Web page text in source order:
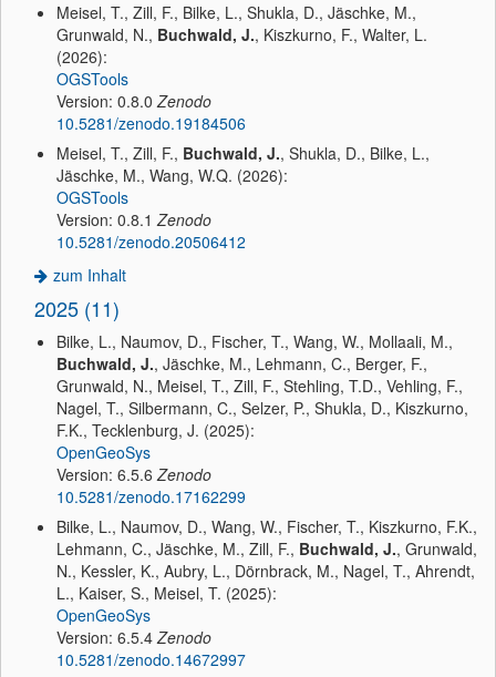
Meisel, T., Zill, F., Bilke, L., Shukla, D., Jäschke, M.,
Grunwald, N., Buchwald, J., Kiszkurno, F., Walter, L.
(2026):
OGSTools
Version: 0.8.0Zenodo
10.5281/zenodo.19184506
Meisel, T., Zill, F., Buchwald, J., Shukla, D., Bilke, L.,
Jäschke, M., Wang, W.Q. (2026):
OGSTools
Version: 0.8.1Zenodo
10.5281/zenodo.20506412
zum Inhalt
2025 (11)
Bilke, L., Naumov, D., Fischer, T., Wang, W., Mollaali, M.,
Buchwald, J., Jäschke, M., Lehmann, C., Berger, F.,
Grunwald, N., Meisel, T., Zill, F., Stehling, T.D., Vehling, F.,
Nagel, T., Silbermann, C., Selzer, P., Shukla, D., Kiszkurno,
F.K., Tecklenburg, J. (2025):
OpenGeoSys
Version: 6.5.6Zenodo
10.5281/zenodo.17162299
Bilke, L., Naumov, D., Wang, W., Fischer, T., Kiszkurno, F.K.,
Lehmann, C., Jäschke, M., Zill, F., Buchwald, J., Grunwald,
N., Kessler, K., Aubry, L., Dörnbrack, M., Nagel, T., Ahrendt,
L., Kaiser, S., Meisel, T. (2025):
OpenGeoSys
Version: 6.5.4Zenodo
10.5281/zenodo.14672997